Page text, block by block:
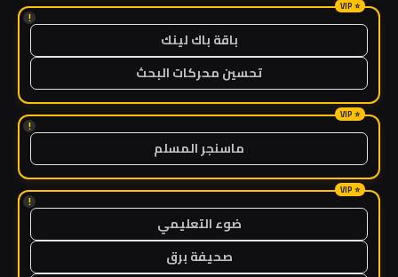
!
باقة باك لينك
تحسين محركات البحث
!
ماسنجر المسلم
!
ضوء التعليمي
صحيفة برق